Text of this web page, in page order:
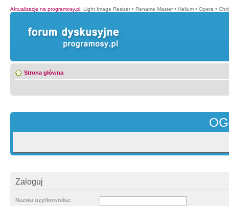
Aktualizacje na programosy.pl: Light Image Resizer • Rename Master • Helium • Opera •
Strona główna
Zaloguj
Nazwa użytkownika: